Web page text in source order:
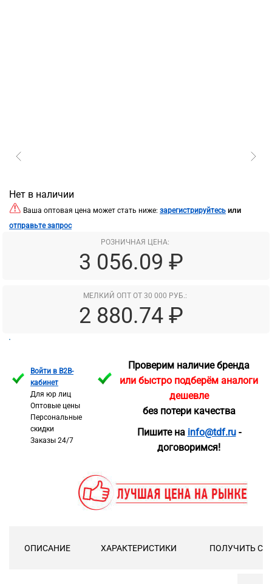
Нет в наличии
Ваша оптовая цена может стать ниже: зарегистрируйтесь или
отправьте запрос
РОЗНИЧНАЯ ЦЕНА:
3 056.09 ₽
МЕЛКИЙ ОПТ ОТ 30 000 РУБ.:
2 880.74 ₽
Войти в B2B-
кабинет
Для юр лиц
Оптовые цены
Персональные
скидки
Заказы 24/7
Проверим наличие бренда
или быстро подберём аналоги
дешевле
без потери качества
Пишите на info@tdf.ru-
договоримся!
ОПИСАНИЕ ХАРАКТЕРИСТИКИ ПОЛУЧИТЬ